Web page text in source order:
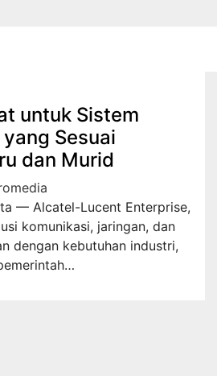
untuk Sistem
Sesuai
dan Murid
— Alcatel-Lucent Enterprise,
komunikasi, jaringan, dan
dengan kebutuhan industri,